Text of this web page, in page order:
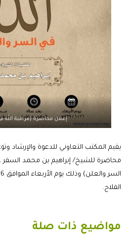
إعلان محاضرة (مراقبة الله
يقيم المكتب التعاوني للدعوة والإرشاد
محاضرة للشيخ/ إبراهيم بن محمد السفر ،
الفلاح.
مواضيع ذات صلة